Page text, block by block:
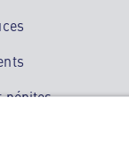
pépites